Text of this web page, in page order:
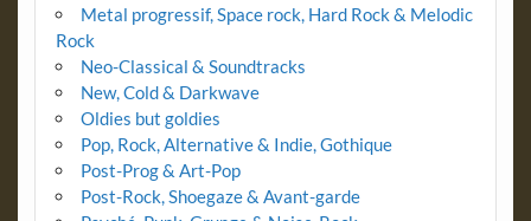
Metal progressif, Space rock, Hard Rock & Melodic
Rock
Neo-Classical & Soundtracks
New, Cold & Darkwave
Oldies but goldies
Pop, Rock, Alternative & Indie, Gothique
Post-Prog & Art-Pop
Post-Rock, Shoegaze & Avant-garde